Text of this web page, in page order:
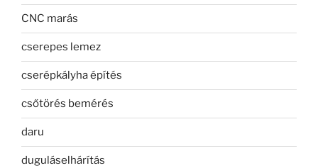
CNC marás
cserepes lemez
cserépkályha építés
csőtörés bemérés
daru
duguláselhárítás